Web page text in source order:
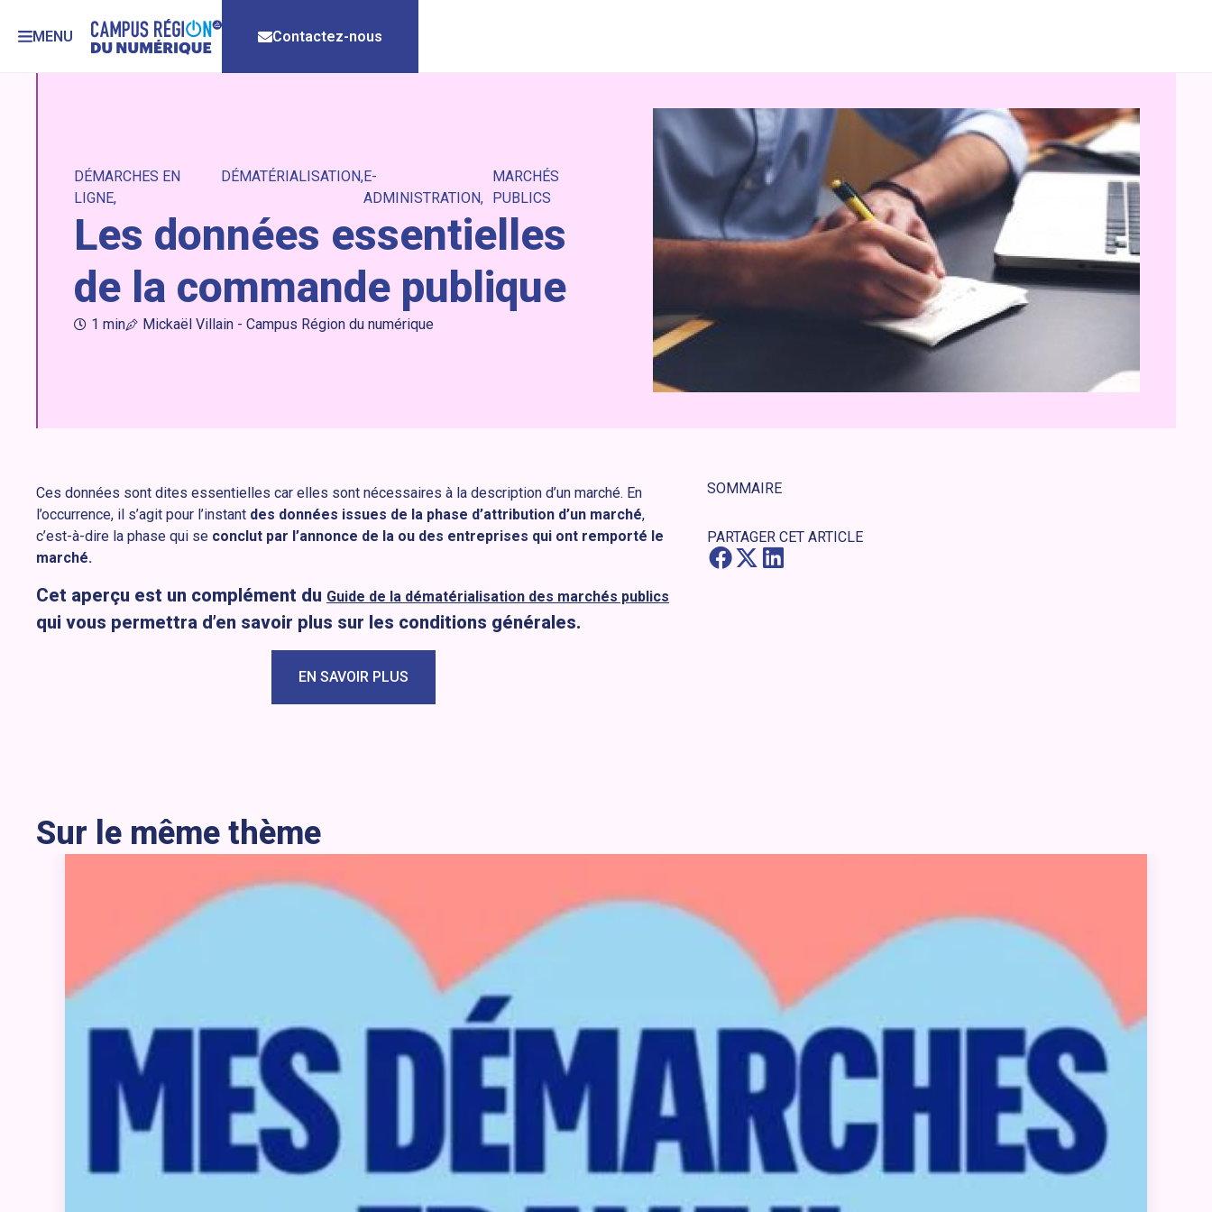
MENU Contactez-nous
DÉMARCHES EN
LIGNE
DÉMATÉRIALISATIONE-
ADMINISTRATION
MARCHÉS
PUBLICS
Les données essentielles
de la commande publique
1 min Mickaël Villain - Campus Région du numérique
Ces données sont dites essentielles car elles sont nécessaires à la description d’un marché. En
l’occurrence, il s’agit pour l’instant des données issues de la phase d’attribution d’un marché,
c’est-à-dire la phase qui se conclut par l’annonce de la ou des entreprises qui ont remporté le
marché.
Cet aperçu est un complément du Guide de la dématérialisation des marchés publics
qui vous permettra d’en savoir plus sur les conditions générales.
EN SAVOIR PLUS
SOMMAIRE
PARTAGER CET ARTICLE
Sur le même thème